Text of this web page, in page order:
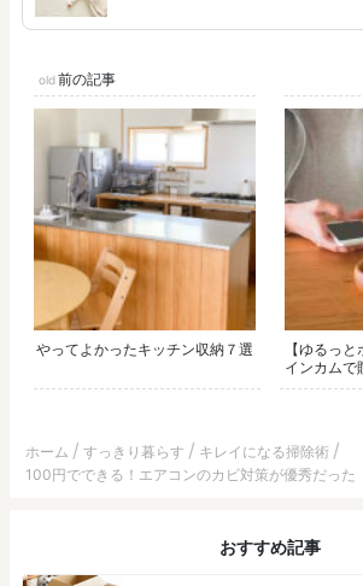
前の記事
やってよかったキッチン収納７選
【ゆるっ
インカムで
ホーム すっきり暮らす
キレイになる掃除術
100円でできる！エアコンのカビ対策が優秀だった
おすすめ記事